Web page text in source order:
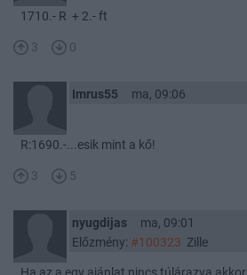
1710.- R + 2.- ft
3 0
Imrus55 ma, 09:06
R:1690.-...esik mint a kő!
3 5
nyugdijas
ma, 09:01
Előzmény: #100323 Zille